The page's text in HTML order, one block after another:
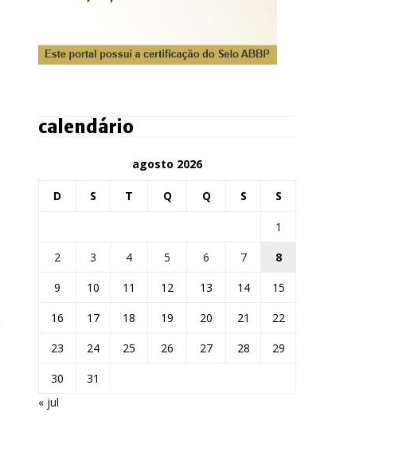
calendário
agosto 2026
D S T Q Q S S
1
2
3 4 5 6 7
8
9
10 11 12 13 14
15
16
17 18 19 20 21
22
23
24 25 26 27 28
29
30
31
« jul